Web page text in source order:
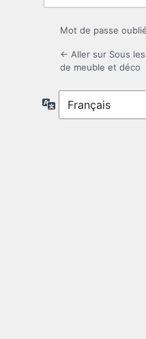
Mot de passe
← Aller sur Sous
de meuble et déco
Langue